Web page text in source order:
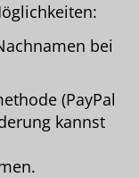
bei
(PayPal
kannst